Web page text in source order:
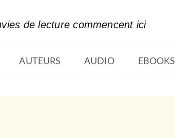
de lecture commencent ici
AUTEURS AUDIO EBOOKS